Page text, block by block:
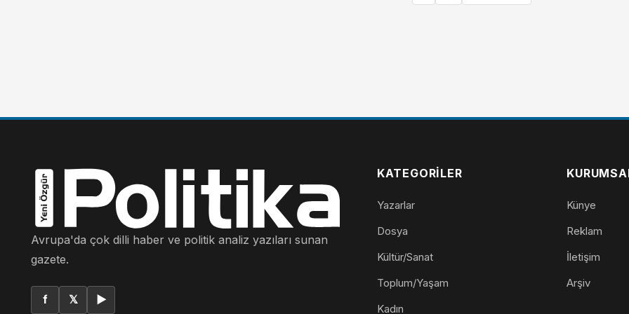
Avrupa'da çok dilli haber ve politik analiz yazıları sunan
gazete.
f 𝕏 ▶
KATEGORILER
Yazarlar
Dosya
Kültür/Sanat
Toplum/Yaşam
Kadın
Künye
Reklam
İletişim
Arşiv